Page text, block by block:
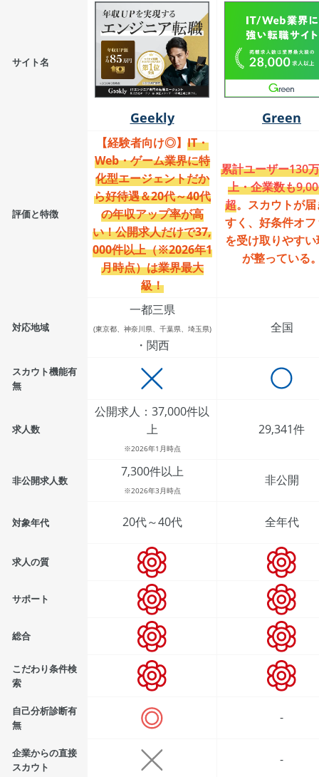
サイト名
Geekly Green
評価と特徴
【経験者向け◎】 IT・
Web・ゲーム業界に特
化型エージェントだか
ら好待遇＆20代～40代
の年収アップ率が高
い！公開求人だけで37,
000件以上（※2026年1
月時点）は業界最大
級！
累計ユーザー130
上・企業数も
超。スカウトが届
すく、好条件オフ
を受け取りやすい
が整っている
対応地域
一都三県
(東京都、神奈川県、千葉県、埼玉県)
・関西
全国
スカウト機能有
無
求人数
公開求人：37,000件以
上
※2026年1月時点
29,341件
非公開求人数
7,300件以上
※2026年3月時点
非公開
対象年代 20代～40代 全年代
求人の質
サポート
総合
こだわり条件検
索
自己分析診断有
無
-
企業からの直接
スカウト
-